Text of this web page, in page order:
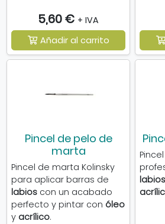
5,60 € + IVA
Añadir al carrito
Pincel de pelo de
marta
Pincel de marta Kolinsky
para aplicar barras de
labioscon un acabado
perfecto y pintar con óleo
y acrílico.
labios